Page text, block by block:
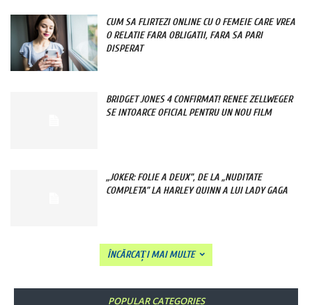
CUM SA FLIRTEZI ONLINE CU O FEMEIE CARE VREA
O RELATIE FARA OBLIGATII, FARA SA PARI
DISPERAT
BRIDGET JONES 4 CONFIRMAT! RENEE ZELLWEGER
SE INTOARCE OFICIAL PENTRU UN NOU FILM
„JOKER: FOLIE A DEUX”, DE LA „NUDITATE
COMPLETA” LA HARLEY QUINN A LUI LADY GAGA
ÎNCĂRCAȚI MAI MULTE
POPULAR CATEGORIES